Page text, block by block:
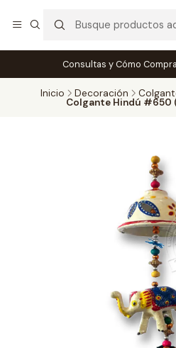
Consultas y Cómo
Inicio Decoración
Colgante Hindú #650